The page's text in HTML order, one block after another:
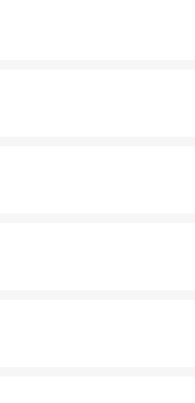
カーズは地元の風情を楽し